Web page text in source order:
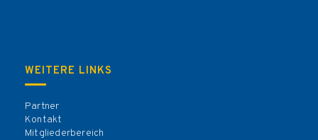
WEITERE LINKS
Partner
Kontakt
Mitgliederbereich